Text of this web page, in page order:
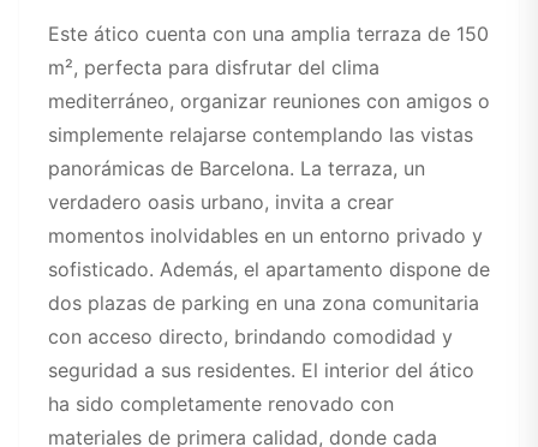
Este ático cuenta con una amplia terraza de 150
m², perfecta para disfrutar del clima
mediterráneo, organizar reuniones con amigos o
simplemente relajarse contemplando las vistas
panorámicas de Barcelona. La terraza, un
verdadero oasis urbano, invita a crear
momentos inolvidables en un entorno privado y
sofisticado. Además, el apartamento dispone de
dos plazas de parking en una zona comunitaria
con acceso directo, brindando comodidad y
seguridad a sus residentes. El interior del ático
ha sido completamente renovado con
materiales de primera calidad, donde cada